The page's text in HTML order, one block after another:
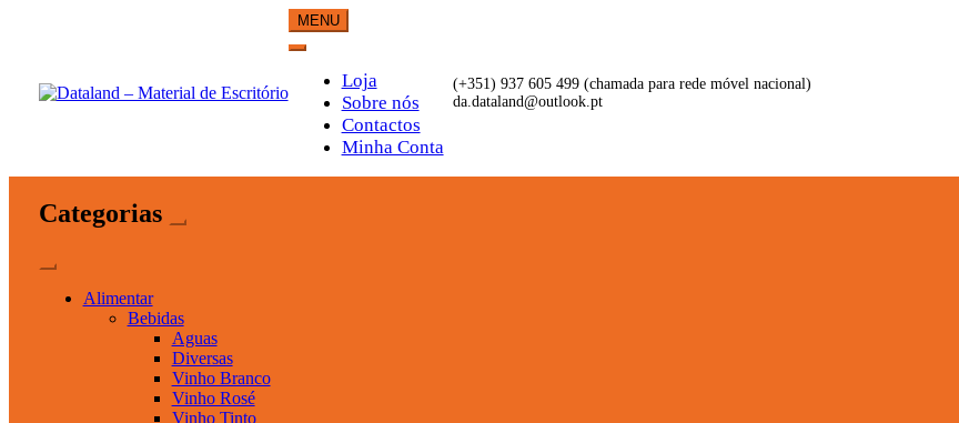
Dataland – Material de Escritório
MENU
Loja
Sobre nós
Contactos
Minha Conta
(+351) 937 605 499 (chamada para rede móvel nacional)
da.dataland@outlook.pt
Categorias
Alimentar
Bebidas
Aguas
Diversas
Vinho Branco
Vinho Rosé
Vinho Tinto